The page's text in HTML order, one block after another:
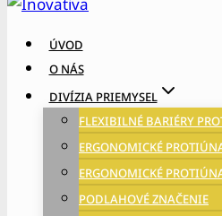
ÚVOD
O NÁS
DIVÍZIA PRIEMYSEL
FLEXIBILNÉ BARIÉRY
ERGONOMICKÉ
ERGONOMICKÉ
PODLAHOVÉ ZNAČENIE